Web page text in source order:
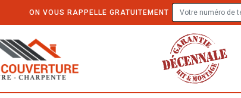
ON VOUS RAPPELLE GRATUITEMENT